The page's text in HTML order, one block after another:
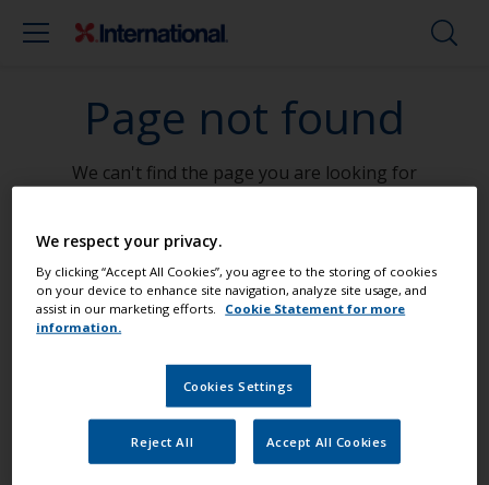
Page not found
We can't find the page you are looking for
Go To Home
Postignite profesionalni rezultat
Pronađite najbolje proizvode kako bi
Vaša brodica bila u vrhunskom stanju
We respect your privacy.
By clicking “Accept All Cookies”, you agree to the storing of cookies
on your device to enhance site navigation, analyze site usage, and
assist in our marketing efforts.
Cookie Statement for more
information.
Cookies Settings
Reject All Accept All Cookies